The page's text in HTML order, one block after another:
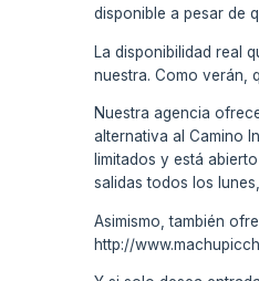
disponible a pesar de
La disponibilidad real
nuestra. Como verán,
Nuestra agencia
alternativa al Camino
limitados y está
salidas todos los
Asimismo, también
http://